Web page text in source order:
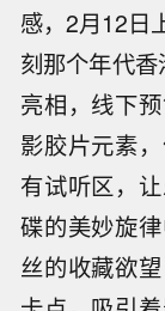
感，2月12日
刻那个年代香
亮相，线下
影胶片元素
有试听区，
碟的美妙旋
丝的收藏欲